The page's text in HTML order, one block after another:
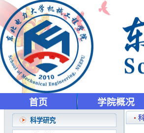
首页 学院概况
科学研究